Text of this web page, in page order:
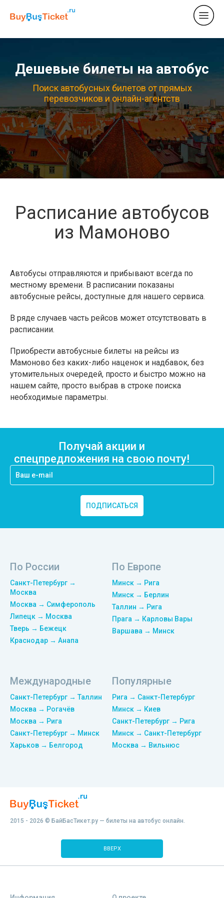
Дешевые билеты на автобус
Поиск автобусных билетов от прямых
перевозчиков и онлайн-агентств
Расписание автобусов
из Мамоново
Автобусы отправляются и прибывают всегда по
местному времени. В расписании показаны
автобусные рейсы, доступные для нашего сервиса.
В ряде случаев часть рейсов может отсутствовать в
расписании.
Приобрести автобусные билеты на рейсы из
Мамоново без каких-либо наценок и надбавок, без
утомительных очередей, просто и быстро можно на
нашем сайте, просто выбрав в строке поиска
необходимые параметры.
Получай акции и
спецпредложения на свою почту!
ПОДПИСАТЬСЯ
По России
Санкт-Петербург →
Москва
Москва → Симферополь
Липецк → Москва
Тверь → Бежецк
Краснодар → Анапа
По Европе
Минск → Рига
Минск → Берлин
Таллин → Рига
Прага → Карловы Вары
Варшава → Минск
Международные
Санкт-Петербург → Таллин
Москва → Рогачёв
Москва → Рига
Санкт-Петербург → Минск
Харьков → Белгород
Популярные
Рига → Санкт-Петербург
Минск → Киев
Санкт-Петербург → Рига
Минск → Санкт-Петербург
Москва → Вильнюс
2015 - 2026 © БайБасТикет.ру — билеты на автобус онлайн.
ВВЕРХ